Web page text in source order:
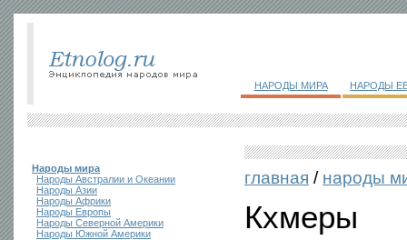
НАРОДЫ МИРА НАРОДЫ
Народы мира
Народы Австралии и Океании
Народы Азии
Народы Африки
Народы Европы
Народы Северной Америки
Народы Южной Америки
главная / народы
Кхмеры